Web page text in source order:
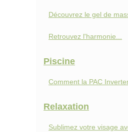
Découvrez le gel de
Retrouvez l'harmonie...
Piscine
Comment la PAC
Relaxation
Sublimez votre visage